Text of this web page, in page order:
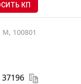
КП
100801
37196